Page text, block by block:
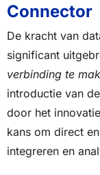
Connector
De kracht van
significant
verbinding te
introductie van de
door het
kans om direct
integreren en